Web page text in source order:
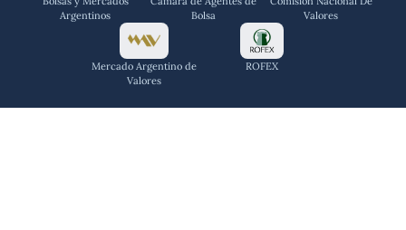
Argentinos
Bolsa
Valores
Mercado Argentino de
Valores
ROFEX